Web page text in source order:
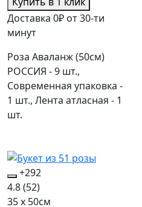
Доставка 0₽ от 30-ти
минут
Роза Аваланж (50см)
РОССИЯ - 9 шт.,
Современная упаковка -
1 шт., Лента атласная - 1
шт.
+292
4.8(52)
35 x 50см